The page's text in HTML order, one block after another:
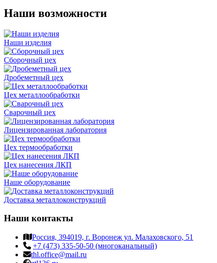
Наши возможности
Наши изделия
Сборочный цех
Дробеметный цех
Цех металлообработки
Сварочный цех
Лицензированная лаборатория
Цех термообработки
Цех нанесения ЛКП
Наше оборудование
Доставка металлоконструкций
Наши контакты
Россия, 394019, г. Воронеж ул. Малаховского, 51
+7 (473) 335-50-50 (многоканальный)
thl.office@mail.ru